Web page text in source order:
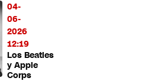
04-
06-
2026
12:19
Los Beatles
y Apple
Corps